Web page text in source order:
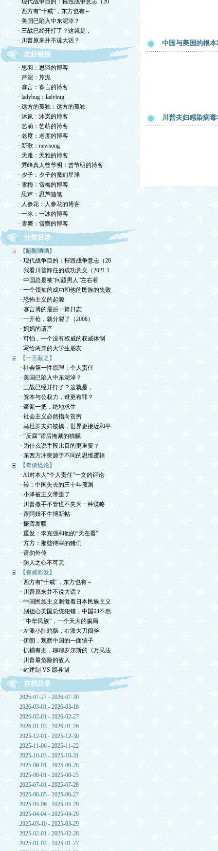
· 现代战争目的：摧毁战争意志（20
· 西方有“十戒”，东方也有～
· 美国已陷入中东泥淖？
· 三战已经开打了？这就是，
· 川普原来并不说大话？
友好链接
· 思羽：思羽的博客
· 芹泥：芹泥
· 寡言：寡言的博客
· ladybug：ladybug
· 远方的孤独：远方的孤独
· 沐岚：沐岚的博客
· 艺萌：艺萌的博客
· 老度：老度的博客
· 新歌：newsong
· 天雅：天雅的博客
· 秀峰真人曾节明：曾节明的博客
· 夕子：夕子的魔幻星球
· 雪梅：雪梅的博客
· 思芦：思芦随笔
· 人参花：人参花的博客
· 一冰：一冰的博客
· 雪窦：雪窦的博客
分类目录
【翻翻晒晒】
· 现代战争目的：摧毁战争意志（20
· 我看川普卸任的成功意义（2021.1
· 中国总是被“问题男人”左右着
· 一个领袖的成功和他的民族的失败
· 恐怖主义的起源
· 寡言博的最后一篇日志
· 一开枪，就分裂了（2008）
· 妈妈的遗产
· 可怕，一个没有权威的权威体制
· 写给两岸的大学生朋友
【一言蔽之】
· 社会第一性原理：个人责任
· 美国已陷入中东泥淖？
· 三战已经开打了？这就是，
· 资本与公权力，谁更有罪？
· 豪赌一把，绝地求生
· 社会主义必然指向贫穷
· 马杜罗夫妇被擒，世界更接近和平
· “反腐”背后掩藏的猫腻
· 为什么说手段比目的更重要？
· 东西方冲突源于不同的思维逻辑
【奇谈怪论】
· AI对本人“个人责任”一文的评论
· 转：中国失去的三十年预测
· 小泽被正义带歪了
· 川普撒手不管也不失为一种谋略
· 跟阿妞不牛博新帖
· 振聋发聩
· 重发：李克强和他的“天在看”
· 方方：那些待宰的猪们
· 请勿外传
· 防人之心不可无
【有感而发】
· 西方有“十戒”，东方也有～
· 川普原来并不说大话？
· 中国民族主义刺激着日本民族主义
· 别担心美国总统犯错，中国却不然
· “中华民族”，一个天大的骗局
· 左派小肚鸡肠，右派大刀阔斧
· 伊朗，观察中国的一面镜子
· 抓捕有据，聊聊罗尔斯的《万民法
· 川普最危险的敌人
· 封建制 VS 郡县制
存档目录
2026-07-27 - 2026-07-30
2026-03-01 - 2026-03-18
2026-02-01 - 2026-02-27
2026-01-03 - 2026-01-26
2025-12-01 - 2025-12-30
2025-11-06 - 2025-11-22
2025-10-03 - 2025-10-31
2025-09-01 - 2025-09-28
2025-08-01 - 2025-08-25
2025-07-01 - 2025-07-28
2025-06-05 - 2025-06-27
2025-05-06 - 2025-05-29
2025-04-04 - 2025-04-29
2025-03-10 - 2025-03-29
2025-02-01 - 2025-02-28
2025-01-02 - 2025-01-27
中国与美国的根
川普夫妇感染病